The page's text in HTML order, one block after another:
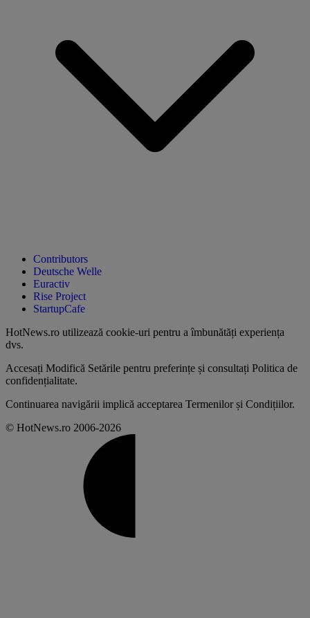
Contributors
Deutsche Welle
Euractiv
Rise Project
StartupCafe
HotNews.ro utilizează cookie-uri pentru a îmbunătăți experiența
dvs.
Accesați Modifică Setările pentru preferințe și consultați Politica de
confidențialitate.
Continuarea navigării implică acceptarea Termenilor și Condițiilor.
© HotNews.ro 2006-2026